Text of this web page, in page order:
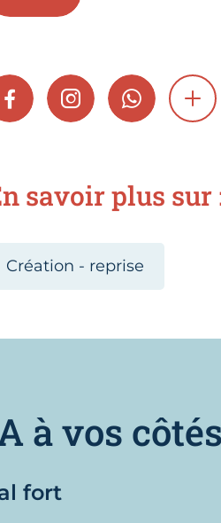
FACEBOOKINSTAGRAMWHATSAPP
savoir plus sur
Création - reprise
à vos
fort